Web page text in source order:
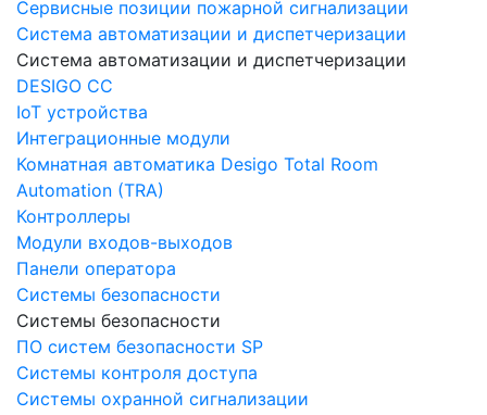
Сервисные позиции пожарной сигнализации
Система автоматизации и диспетчеризации
Система автоматизации и диспетчеризации
DESIGO CC
IoT устройства
Интеграционные модули
Комнатная автоматика Desigo Total Room
Automation (TRA)
Контроллеры
Модули входов-выходов
Панели оператора
Системы безопасности
Системы безопасности
ПО систем безопасности SP
Системы контроля доступа
Системы охранной сигнализации